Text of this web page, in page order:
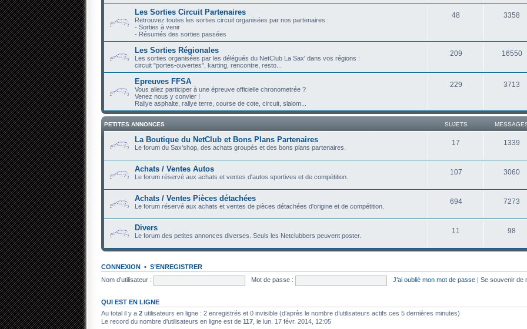
Les Sorties Circuit Partenaires
Retrouvez toutes les sorties circuit organisées par nos partenaires :
- Sorties à venir
- Résumés des sorties passées
48 3358
Les Sorties Régionales
Les sorties organisées par les délégués du NetClub La Sax' dans vos régions :
circuit "portes-ouvertes", karting, rencontre, resto...
209 16550
Epreuves FFSA
Vous allez participer à une épreuve officielle chronometrée ?
Venez nous y convier !
Rallye asphalte, rallye terre, course de cote, circuit, slalom...
229 3713
PETITES ANNONCES SUJETS
La Boutique du NetClub et Bons Plans Partenaires
Le forum du Sax'shop, des achats groupés et des bons plans partenaires.
17 1339
Achats / Ventes Autos
Le forum réservé aux achats et ventes d'autos sportives et de compétition.
107 3060
Achats / Ventes Pièces détachées
Le forum réservé aux achats et ventes de pièces détachées d'origine et de compétition.
694 7273
Divers
Le forum des petites annonces diverses. Seuls les Netclubbers peuvent poster.
11 98
CONNEXION • S’ENREGISTRER
Nom d’utilisateur :
Mot de passe : J’ai oublié mon mot de passe Se souvenir de
QUI EST EN LIGNE
Au total il y a 2 utilisateurs en ligne : 2 enregistrés et 0 invisible (d’après le nombre d’utilisateurs actifs ces 5 dernières minutes)
Le record du nombre d’utilisateurs en ligne est de 117 , le lun. 17 févr. 2014, 12:05